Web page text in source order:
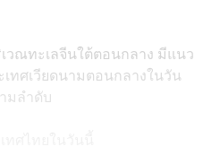
ณทะเลจีนใต้ตอนกลาง มีแนว
ทศเวียดนามตอนกลางในวัน
มลำดับ